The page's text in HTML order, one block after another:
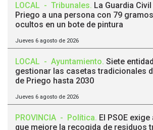
LOCAL - Tribunales. La Guardia
Priego a una persona con 79
ocultos en un bote de pintura
Jueves 6 agosto de 2026
LOCAL - Ayuntamiento. Siete
gestionar las casetas tradicionales
de Priego hasta 2030
Jueves 6 agosto de 2026
PROVINCIA - Política. El PSOE
que mejore la recogida de residuos